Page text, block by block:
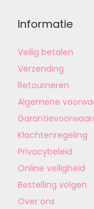
Informatie
Veilig betalen
Verzending
Retourneren
Algemene
Klachtenregeling
Privacybeleid
Online veiligheid
Bestelling volgen
Over ons